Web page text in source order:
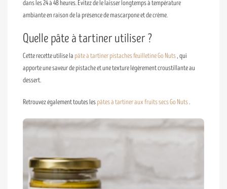
dans les 24 à 48 heures. Évitez de le laisser longtemps à température
ambiante en raison de la présence de mascarpone et de crème.
Quelle pâte à tartiner utiliser ?
Cette recette utilise la pâte à tartiner pistaches feuilletine Go Nuts, qui
apporte une saveur de pistache et une texture légèrement croustillante au
dessert.
Retrouvez également toutes lespâtes à tartiner aux fruits secs Go Nuts.